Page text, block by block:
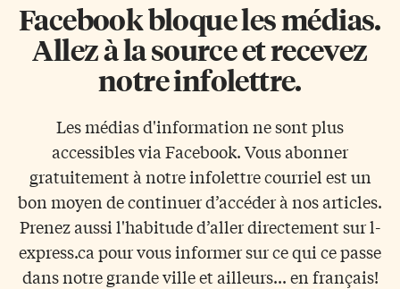
Facebook bloque les médias.
Allez à la source et recevez
notre infolettre.
Les médias d'information ne sont plus
accessibles via Facebook. Vous abonner
gratuitement à notre infolettre courriel est un
bon moyen de continuer d’accéder à nos articles.
Prenez aussi l'habitude d’aller directement sur l-
express.ca pour vous informer sur ce qui ce passe
dans notre grande ville et ailleurs... en français!